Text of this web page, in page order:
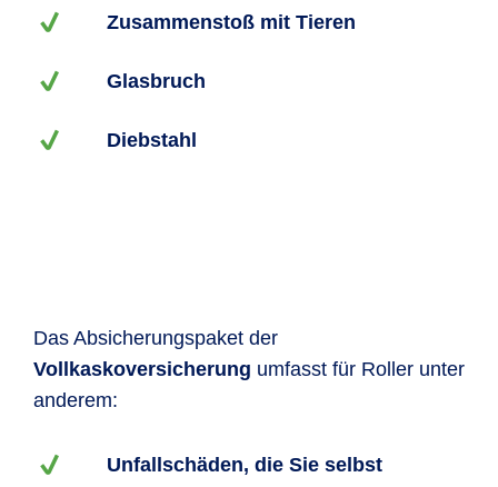
Zusammenstoß mit Tieren
Glasbruch
Diebstahl
Das Absicherungspaket der
Vollkaskoversicherung umfasst für Roller unter
anderem:
Unfallschäden, die Sie selbst